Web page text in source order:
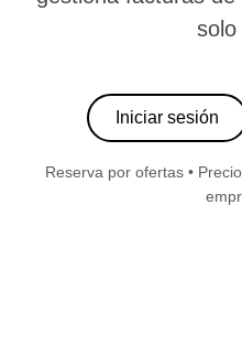
solo
Iniciar sesión
Reserva por ofertas •